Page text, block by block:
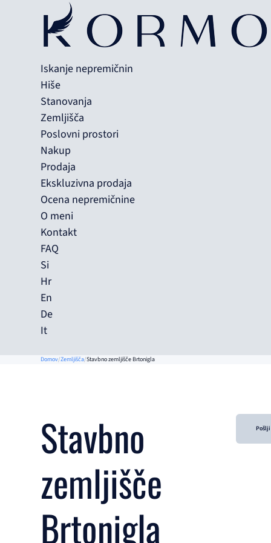
Iskanje nepremičnin
Hiše
Stanovanja
Zemljišča
Poslovni prostori
Nakup
Prodaja
Ekskluzivna prodaja
Ocena nepremičnine
O meni
Kontakt
FAQ
Si
Hr
En
De
It
Domov Zemljišča Stavbno zemljišče Brtonigla
Stavbno
zemljišče
Brtonigla